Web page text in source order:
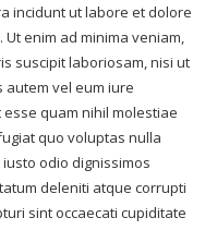
incidunt ut labore et dolore
enim ad minima veniam,
suscipit laboriosam, nisi ut
autem vel eum iure
quam nihil molestiae
quo voluptas nulla
odio dignissimos
deleniti atque corrupti
sint occaecati cupiditate